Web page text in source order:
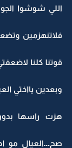
اللي شوشوا
فلاتنهزمين
قوتنا كلنا
وبعدين يااختي
هزت راسها
صح...العيال مو